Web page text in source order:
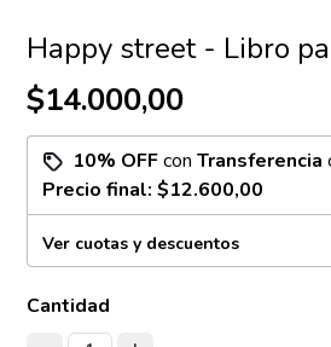
Happy street - Libro
$14.000,00
10% OFFconTransferencia
Precio final:$12.600,00
Ver cuotas y descuentos
Cantidad